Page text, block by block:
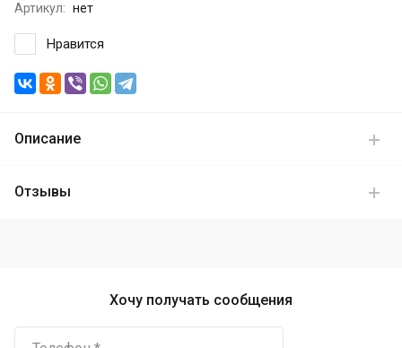
Артикул: нет
Нравится
Описание
Отзывы
Хочу получать сообщения